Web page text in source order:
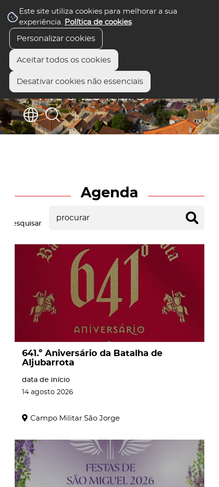
Este site utiliza cookies para melhorar a sua
experiência. Política de cookies.
Personalizar cookies
Aceitar todos os cookies
Desativar cookies não essenciais
Agenda
Pesquisar
page
641.º Aniversário da Batalha de
Aljubarrota
data de início
14 agosto 2026
Campo Militar São Jorge
page